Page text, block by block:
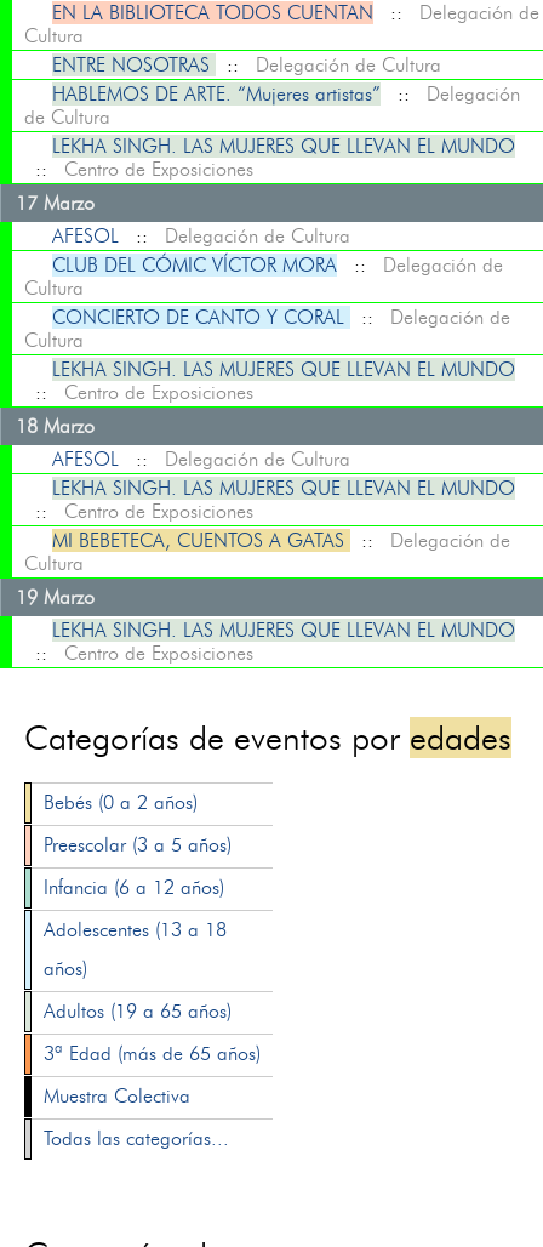
EN LA BIBLIOTECA TODOS CUENTAN :: Delegación de
Cultura
ENTRE NOSOTRAS
:: Delegación de Cultura
HABLEMOS DE ARTE. “Mujeres artistas” :: Delegación
de Cultura
LEKHA SINGH. LAS MUJERES QUE LLEVAN EL MUNDO
:: Centro de Exposiciones
17 Marzo
AFESOL :: Delegación de Cultura
CLUB DEL CÓMIC VÍCTOR MORA :: Delegación de
Cultura
CONCIERTO DE CANTO Y CORAL
:: Delegación de
Cultura
LEKHA SINGH. LAS MUJERES QUE LLEVAN EL MUNDO
:: Centro de Exposiciones
18 Marzo
AFESOL :: Delegación de Cultura
LEKHA SINGH. LAS MUJERES QUE LLEVAN EL MUNDO
:: Centro de Exposiciones
MI BEBETECA, CUENTOS A GATAS
:: Delegación de
Cultura
19 Marzo
LEKHA SINGH. LAS MUJERES QUE LLEVAN EL MUNDO
:: Centro de Exposiciones
Categorías de eventos por edades
Bebés (0 a 2 años)
Preescolar (3 a 5 años)
Infancia (6 a 12 años)
Adolescentes (13 a 18
años)
Adultos (19 a 65 años)
3ª Edad (más de 65 años)
Muestra Colectiva
Todas las categorías...